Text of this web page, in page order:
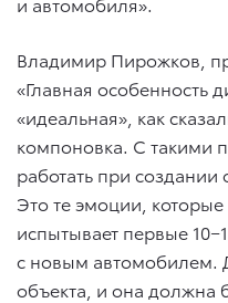
Владимир Пирожков,
«Главная особенность
«идеальная», как
компоновка. С такими
работать при
Это те эмоции,
испытывает первые
с новым автомобилем.
объекта, и она должна